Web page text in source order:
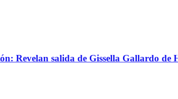
Revelan salida de Gissella Gallardo de